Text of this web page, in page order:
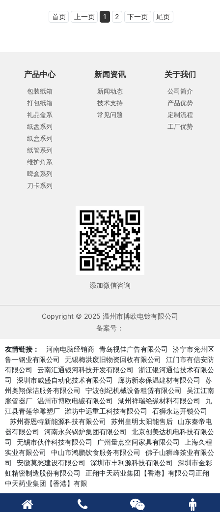
首页 上一页 1 2 下一页 尾页
产品中心
包装纸箱
打包纸箱
礼品盒系
纸盘系列
纸盒系列
纸管系列
维护角系
啤盒系列
刀卡系列
新闻资讯
新闻动态
技术支持
常见问题
关于我们
公司简介
产品优势
定制流程
工厂优势
添加微信咨询
Copyright © 2025 温州市博欧电镀有限公司
备案号：
友情链接： 河南电脑经销商 青岛视佳广告有限公司
济宁市兖州区
鲁一钢业有限公司
无锡梅洪废旧物资回收有限公司
江门市有信安防
有限公司
云南汇通银河科技开发有限公司
浙江银河通信技术有限公
司
深圳市威盛自动化技术有限公司 廊坊新泰保温建材有限公司
苏
州奥翔保洁服务有限公司
宁波创纪机械设备租赁有限公司
吴江江南
胀管器厂 温州市博欧电镀有限公司 湖州祥瑞绝缘材料有限公司
九
江县青莲华雕塑厂 潍坊中远重工科技有限公司
石狮永达开锁公司
苏州赛恩特新能源科技有限公司
苏州皇明太阳能售后
山东秦帝电
器有限公司
河南永兴锅炉集团有限公司
北京创美达机电科技有限公
司
无锡市伙伴科技有限公司 广州量点空间家具有限公司
上海久程
实业有限公司
中山市鸿鹏饮食服务有限公司
佛子山狮峰茶业有限公
司
安徽莫愁建设有限公司 深圳市丰利源科技有限公司
深圳市金彩
虹精密制造股份有限公司
正翔中天药业集团【香港】有限公司正翔
中天药业集团【香港】有限